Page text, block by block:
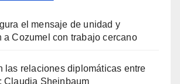
el mensaje de unidad y
a Cozumel con trabajo cercano
las relaciones diplomáticas entre
Claudia Sheinbaum